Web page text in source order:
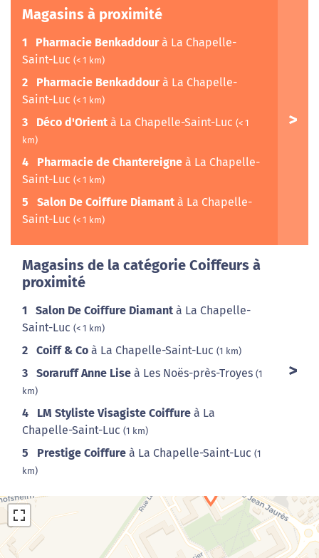
Magasins à proximité
1 Pharmacie Benkaddourà La Chapelle-
Saint-Luc (< 1 km)
2 Pharmacie Benkaddourà La Chapelle-
Saint-Luc (< 1 km)
3 Déco d'Orient à La Chapelle-Saint-Luc (< 1
km)
4 Pharmacie de Chantereigne à La Chapelle-
Saint-Luc (< 1 km)
5 Salon De Coiffure Diamant à La Chapelle-
Saint-Luc (< 1 km)
Magasins de la catégorie Coiffeurs à
proximité
1 Salon De Coiffure Diamant à La Chapelle-
Saint-Luc (< 1 km)
2 Coiff & Co à La Chapelle-Saint-Luc (1 km)
3 Soraruff Anne Lise à Les Noës-près-Troyes (1
km)
4 LM Styliste Visagiste Coiffure à La
Chapelle-Saint-Luc (1 km)
5 Prestige Coiffure à La Chapelle-Saint-Luc (1
km)